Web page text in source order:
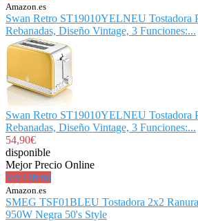
Amazon.es
Swan Retro ST19010YELNEU Tostadora
Rebanadas, Diseño Vintage, 3 Funciones:...
Swan Retro ST19010YELNEU Tostadora
Rebanadas, Diseño Vintage, 3 Funciones:...
54,90€
disponible
Mejor Precio Online
Ver Oferta
Amazon.es
SMEG TSF01BLEU Tostadora 2x2
950W Negra 50's Style